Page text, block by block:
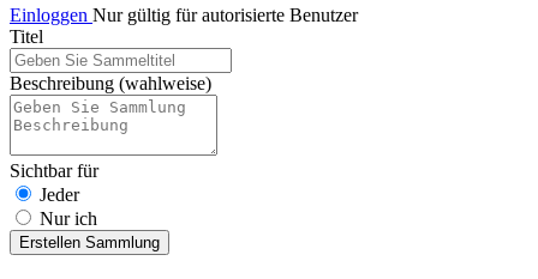
Einloggen Nur gültig für autorisierte Benutzer
Titel
Beschreibung (wahlweise)
Sichtbar für
Jeder
Nur ich
Erstellen Sammlung